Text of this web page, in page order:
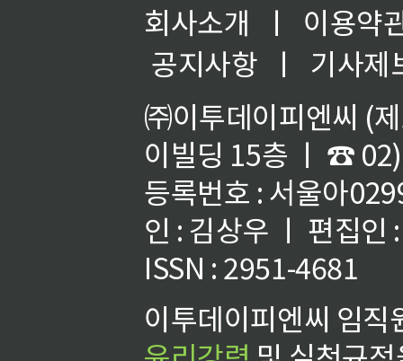
회사소개 ㅣ
이용약
공지사항
ㅣ
기사제
㈜이투데이피엔씨 (
이빌딩 15층 ㅣ ☎
등록번호 : 서울아
인 : 김상우 ㅣ 편집인
ISSN : 2951-4681
이투데이피엔씨 임